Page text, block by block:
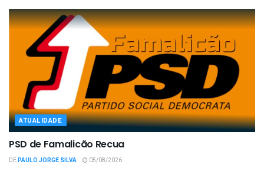
ATUALIDADE
PSD de Famalicão Recua
DEPAULO JORGE SILVA 05/08/2026